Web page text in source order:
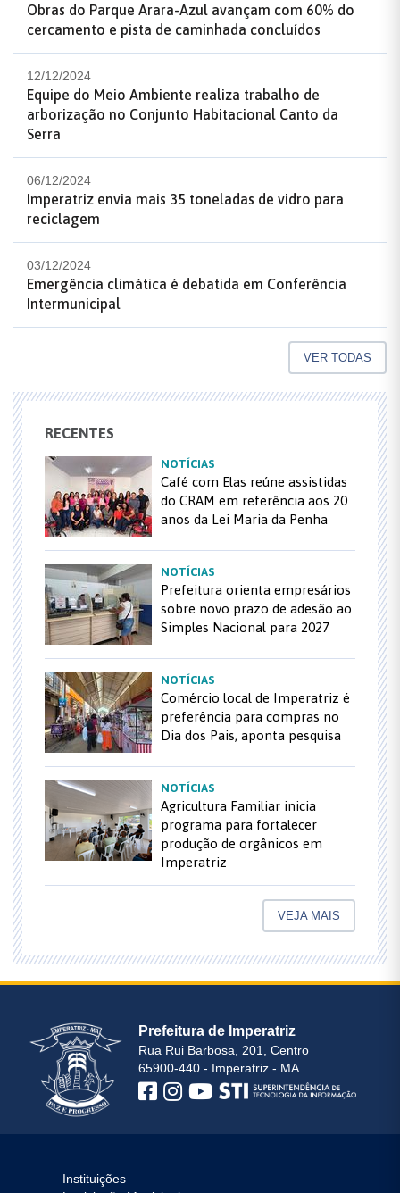
Obras do Parque Arara-Azul avançam com 60% do
cercamento e pista de caminhada concluídos
12/12/2024
Equipe do Meio Ambiente realiza trabalho de
arborização no Conjunto Habitacional Canto da
Serra
06/12/2024
Imperatriz envia mais 35 toneladas de vidro para
reciclagem
03/12/2024
Emergência climática é debatida em Conferência
Intermunicipal
VER TODAS
RECENTES
NOTÍCIAS
Café com Elas reúne assistidas
do CRAM em referência aos 20
anos da Lei Maria da Penha
NOTÍCIAS
Prefeitura orienta empresários
sobre novo prazo de adesão ao
Simples Nacional para 2027
NOTÍCIAS
Comércio local de Imperatriz é
preferência para compras no
Dia dos Pais, aponta pesquisa
NOTÍCIAS
Agricultura Familiar inicia
programa para fortalecer
produção de orgânicos em
Imperatriz
VEJA MAIS
Prefeitura de Imperatriz
Rua Rui Barbosa, 201, Centro
65900-440 - Imperatriz - MA
Instituições